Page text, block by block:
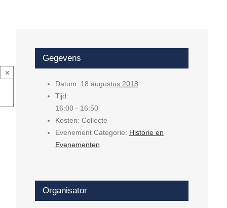
×
Gegevens
Datum: 18 augustus 2018
Tijd:
16:00 - 16:50
Kosten: Collecte
Evenement Categorie: Historie en
Evenementen
Organisator